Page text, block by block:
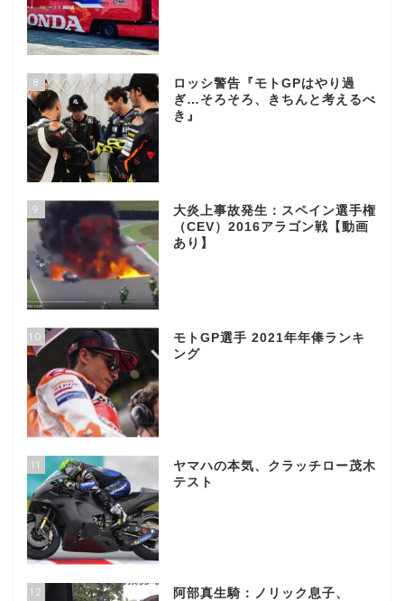
8
ロッシ警告『モトGPはやり過
ぎ…そろそろ、きちんと考えるべ
き』
9
大炎上事故発生：スペイン選手権
（CEV）2016アラゴン戦【動画
あり】
10
モトGP選手 2021年年俸ランキ
ング
11
ヤマハの本気、クラッチロー茂木
テスト
12
阿部真生騎：ノリック息子、